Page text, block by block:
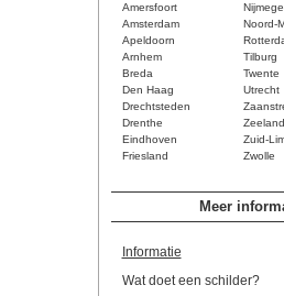
Amersfoort
Amsterdam
Noord-
Apeldoorn
Arnhem
Tilburg
Breda
Twente
Den Haag
Utrecht
Drechtsteden
Drenthe
Zeeland
Eindhoven
Zuid-
Friesland
Zwolle
Meer
Informatie
Wat doet een schilder?